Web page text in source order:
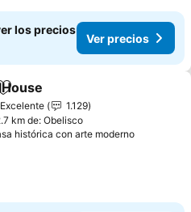
los precios
Ver precios
Añadir a favoritos
Excelente
1.129
km de: Obelisco
histórica con arte moderno